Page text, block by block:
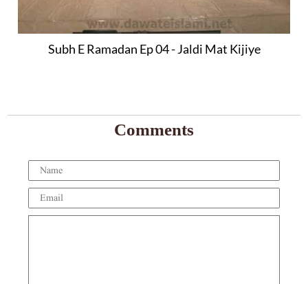
Subh E Ramadan Ep 04 - Jaldi Mat Kijiye
Comments